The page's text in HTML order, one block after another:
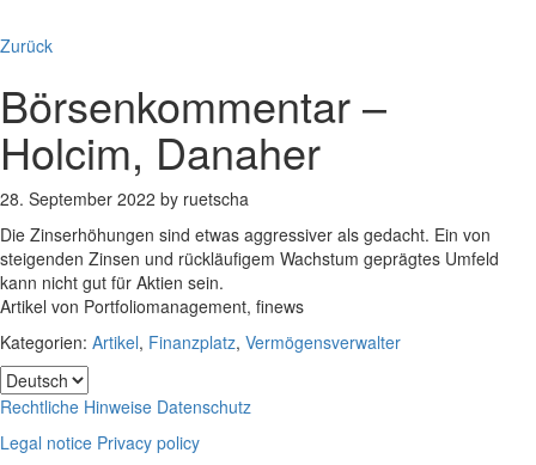
Zurück
Börsenkommentar –
Holcim, Danaher
28. September 2022 by ruetscha
Die Zinserhöhungen sind etwas aggressiver als gedacht. Ein von
steigenden Zinsen und rückläufigem Wachstum geprägtes Umfeld
kann nicht gut für Aktien sein.
Artikel von Portfoliomanagement, finews
Kategorien: Artikel, Finanzplatz, Vermögensverwalter
Footer
Choose
aRechtliche Hinweise Datenschutz
Legal notice Privacy policy